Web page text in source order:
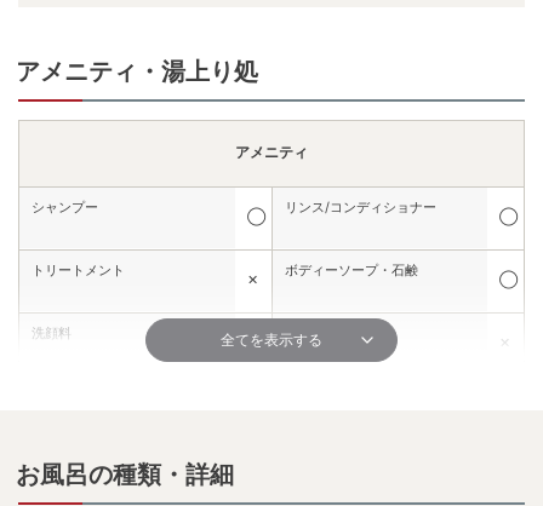
アメニティ・湯上り処
アメニティ
シャンプー
◯
リンス/コンディショナー
◯
トリートメント
✕
ボディーソープ・石鹸
◯
洗顔料
✕
髭剃り
✕
保湿液・乳液
全てを表示する
お風呂の種類・詳細